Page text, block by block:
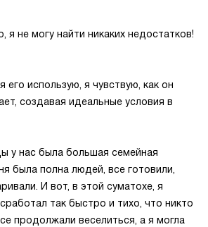
я не могу найти никаких недостатков!
его использую, я чувствую, как он
создавая идеальные условия в
у нас была большая семейная
была полна людей, все готовили,
И вот, в этой суматохе, я
так быстро и тихо, что никто
продолжали веселиться, а я могла